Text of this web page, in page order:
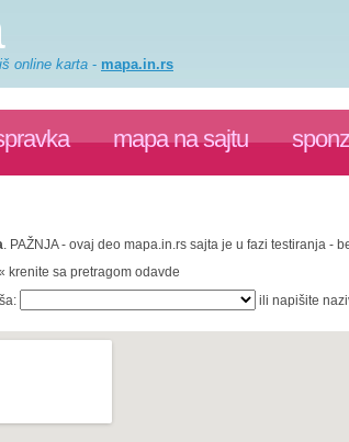
online karta - mapa.in.rs
mapa na sajtu
. PAŽNJA - ovaj deo mapa.in.rs sajta je u fazi testiranja -
krenite sa pretragom odavde
ili napišite